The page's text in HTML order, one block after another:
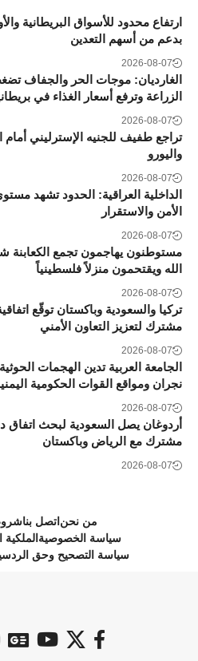
ارتفاع محدود للأسواق البريطانية
بدعم من أسهم التعدين
2026-08-07
الغارديان: موجات الحر والجفاف
الزراعة وترفع أسعار الغذاء في
2026-08-07
تراجع طفيف للجنيه الإسترليني أمام
واليورو
2026-08-07
الداخلية العراقية: الحدود تشهد
الأمن والاستقرار
2026-08-07
مستوطنون يهاجمون تجمع الكعابنة
الله ويقتحمون منزلاً فلسطينياً
2026-08-07
تركيا والسعودية وباكستان توقّع
مشترك لتعزيز التعاون الأمني
2026-08-07
الجامعة العربية تدين الهجمات
نجران ومواقع القوات الحكومية
2026-08-07
أردوغان يصل السعودية لبحث اتفاق
مشترك مع الرياض وباكستان
2026-08-07
من نحن اتصل بنا
سياسة الخصوصية
سياسة التصحيح وحق الرد